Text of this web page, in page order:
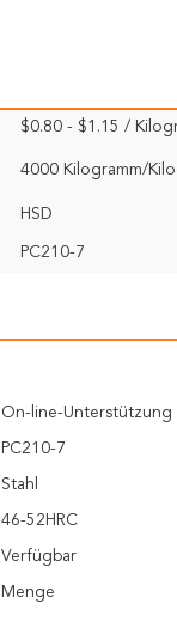
$0.80 - $1.15 /
4000 Kilogramm/
HSD
PC210-7
On-line-Unterstützung
PC210-7
Stahl
46-52HRC
Verfügbar
Menge